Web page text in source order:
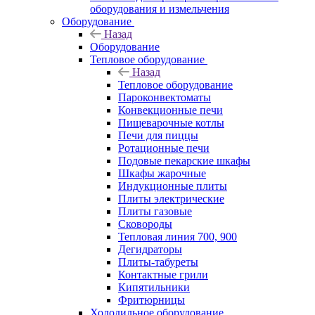
оборудования и измельчения
Оборудование
Назад
Оборудование
Тепловое оборудование
Назад
Тепловое оборудование
Пароконвектоматы
Конвекционные печи
Пищеварочные котлы
Печи для пиццы
Ротационные печи
Подовые пекарские шкафы
Шкафы жарочные
Индукционные плиты
Плиты электрические
Плиты газовые
Сковороды
Тепловая линия 700, 900
Дегидраторы
Плиты-табуреты
Контактные грили
Кипятильники
Фритюрницы
Холодильное оборудование